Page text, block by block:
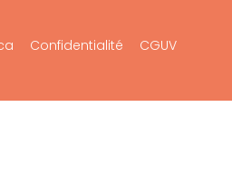
Confidentialité CGUV